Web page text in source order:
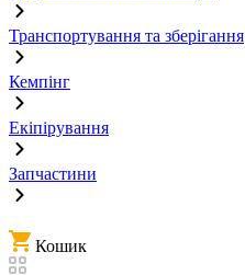
Транспортування та зберігання
Кемпінг
Екіпірування
Запчастини
Кошик